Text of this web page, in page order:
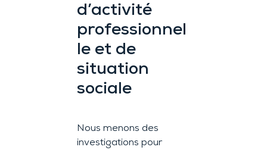
d’activité
professionnel
le et de
situation
sociale
Nous menons des
investigations pour